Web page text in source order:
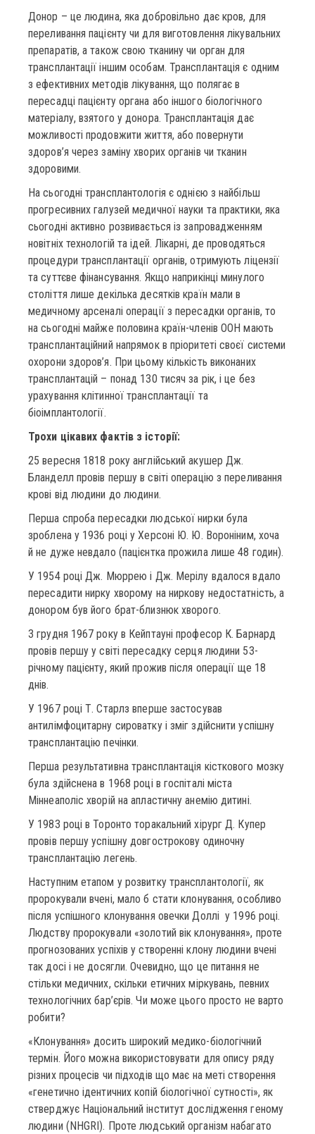
Донор – це людина, яка добровільно дає кров, для
переливання пацієнту чи для виготовлення лікувальних
препаратів, а також свою тканину чи орган для
трансплантації іншим особам. Трансплантація є одним
з ефективних методів лікування, що полягає в
пересадці пацієнту органа або іншого біологічного
матеріалу, взятого у донора. Трансплантація дає
можливості продовжити життя, або повернути
здоров’я через заміну хворих органів чи тканин
здоровими.
На сьогодні трансплантологія є однією з найбільш
прогресивних галузей медичної науки та практики, яка
сьогодні активно розвивається із запровадженням
новітніх технологій та ідей. Лікарні, де проводяться
процедури трансплантації органів, отримують ліцензії
та суттєве фінансування. Якщо наприкінці минулого
століття лише декілька десятків країн мали в
медичному арсеналі операції з пересадки органів, то
на сьогодні майже половина країн-членів ООН мають
трансплантаційний напрямок в пріоритеті своєї системи
охорони здоров’я. При цьому кількість виконаних
трансплантацій – понад 130 тисяч за рік, і це без
урахування клітинної трансплантації та
біоімплантології.
Трохи цікавих фактів з історії:
25 вересня 1818 року англійський акушер Дж.
Бланделл провів першу в світі операцію з переливання
крові від людини до людини.
Перша спроба пересадки людської нирки була
зроблена у 1936 році у Херсоні Ю. Ю. Вороніним, хоча
й не дуже невдало (пацієнтка прожила лише 48 годин).
У 1954 році Дж. Мюррею і Дж. Мерілу вдалося вдало
пересадити нирку хворому на ниркову недостатність, а
донором був його брат-близнюк хворого.
3 грудня 1967 року в Кейптауні професор К. Барнард
провів першу у світі пересадку серця людини 53-
річному пацієнту, який прожив після операції ще 18
днів.
У 1967 році Т. Старлз вперше застосував
антилімфоцитарну сироватку і зміг здійснити успішну
трансплантацію печінки.
Перша результативна трансплантація кісткового мозку
була здійснена в 1968 році в госпіталі міста
Міннеаполіс хворій на апластичну анемію дитині.
У 1983 році в Торонто торакальний хірург Д. Купер
провів першу успішну довгострокову одиночну
трансплантацію легень.
Наступним етапом у розвитку трансплантології, як
пророкували вчені, мало б стати клонування, особливо
після успішного клонування овечки Доллі у 1996 році.
Людству пророкували «золотий вік клонування», проте
прогнозованих успіхів у створенні клону людини вчені
так досі і не досягли. Очевидно, що це питання не
стільки медичних, скільки етичних міркувань, певних
технологічних бар’єрів. Чи може цього просто не варто
робити?
«Клонування» досить широкий медико-біологічний
термін. Його можна використовувати для опису ряду
різних процесів чи підходів що має на меті створення
«генетично ідентичних копій біологічної сутності», як
стверджує Національний інститут дослідження геному
людини (NHGRI). Проте людський організм набагато